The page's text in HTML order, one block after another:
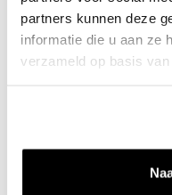
partners kunnen deze
informatie die u aan ze
verzameld op basis
Shipment and returns